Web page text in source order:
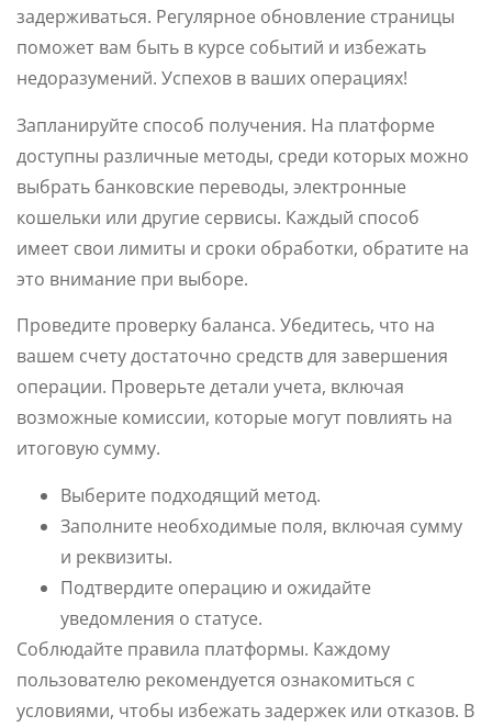
задерживаться. Регулярное обновление страницы
поможет вам быть в курсе событий и избежать
недоразумений. Успехов в ваших операциях!
Запланируйте способ получения. На платформе
доступны различные методы, среди которых можно
выбрать банковские переводы, электронные
кошельки или другие сервисы. Каждый способ
имеет свои лимиты и сроки обработки, обратите на
это внимание при выборе.
Проведите проверку баланса. Убедитесь, что на
вашем счету достаточно средств для завершения
операции. Проверьте детали учета, включая
возможные комиссии, которые могут повлиять на
итоговую сумму.
Выберите подходящий метод.
Заполните необходимые поля, включая сумму
и реквизиты.
Подтвердите операцию и ожидайте
уведомления о статусе.
Соблюдайте правила платформы. Каждому
пользователю рекомендуется ознакомиться с
условиями, чтобы избежать задержек или отказов. В